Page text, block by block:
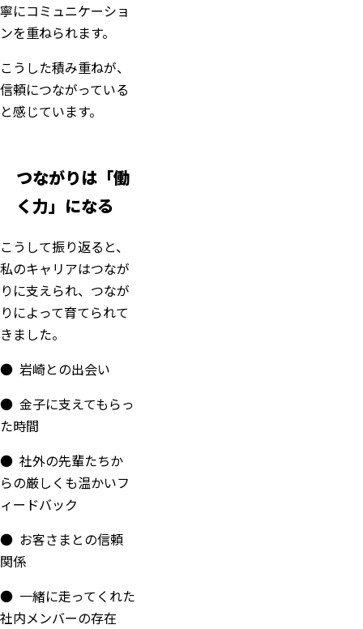
寧にコミュニケーショ
ンを重ねられます。
こうした積み重ねが、
信頼につながっている
と感じています。
つながりは「働
く力」になる
こうして振り返ると、
私のキャリアはつなが
りに支えられ、つなが
りによって育てられて
きました。
● 岩崎との出会い
● 金子に支えてもらっ
た時間
● 社外の先輩たちか
らの厳しくも温かいフ
ィードバック
● お客さまとの信頼
関係
● 一緒に走ってくれた
社内メンバーの存在